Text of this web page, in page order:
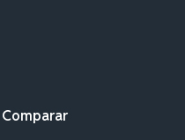
Comparar